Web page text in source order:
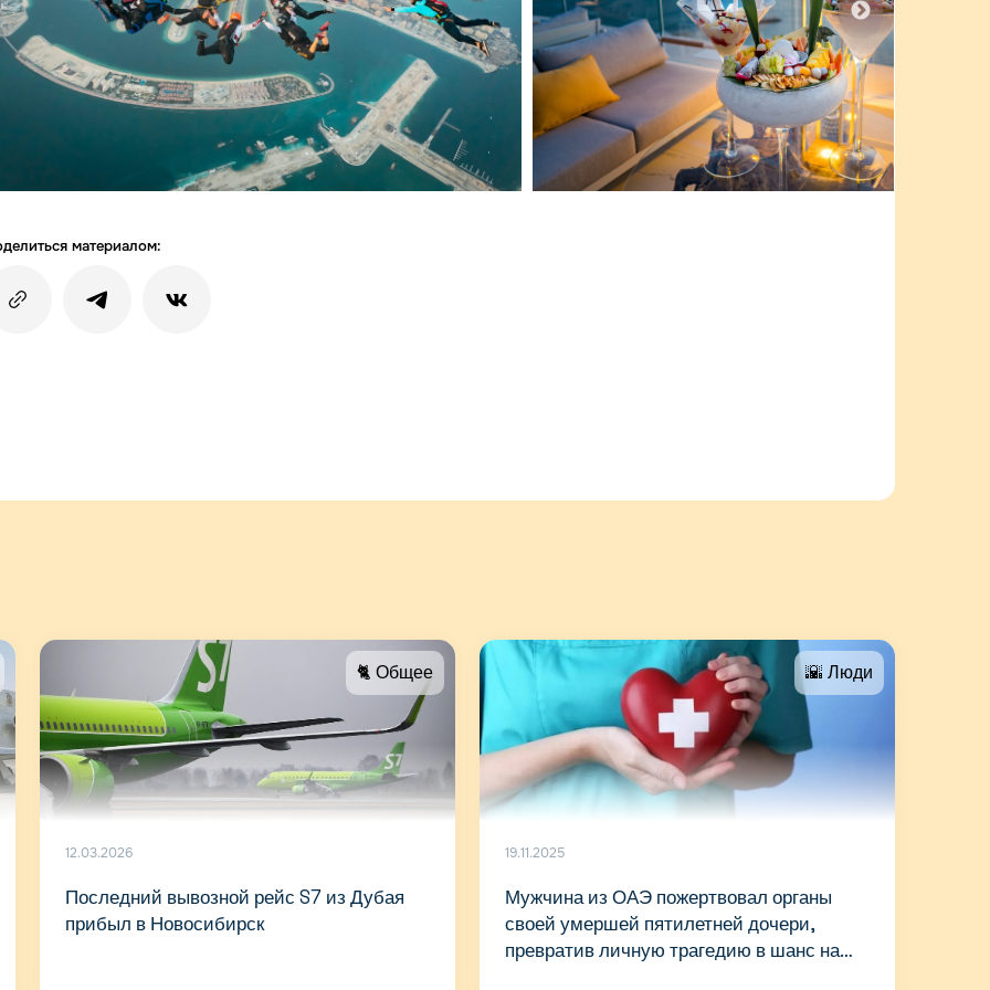
материалом:
🐈 Общее
12.03.2026
Последний вывозной рейс S7 из Дубая
прибыл в Новосибирск
🌇 Люди
19.11.2025
Мужчина из ОАЭ пожертвовал органы
своей умершей пятилетней дочери,
превратив личную трагедию в шанс на